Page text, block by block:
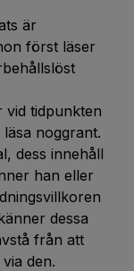
är
först läser
vid tidpunkten
noggrant.
dess innehåll
han eller
dessa
från att
den.